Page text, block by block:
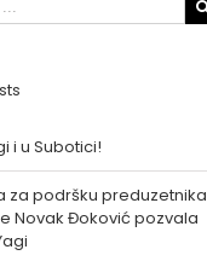
i u Subotici!
za podršku preduzetnika
Novak Đoković pozvala